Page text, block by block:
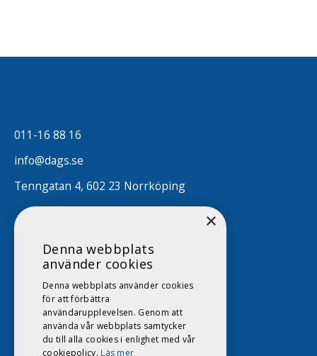
011-16 88 16
info@dags.se
Tenngatan 4, 602 23 Norrköping
×
Denna webbplats
använder cookies
Denna webbplats använder cookies
för att förbättra
användarupplevelsen. Genom att
använda vår webbplats samtycker
du till alla cookies i enlighet med vår
cookiepolicy. Läs mer